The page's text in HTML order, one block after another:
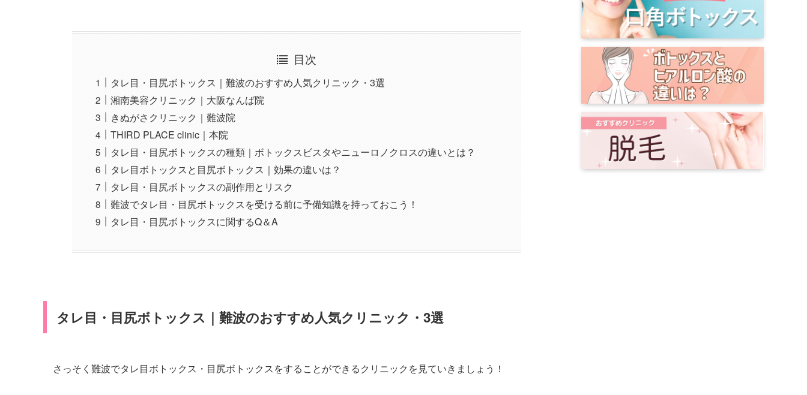
目次
タレ目・目尻ボトックス｜難波のおすすめ人気クリニック・3選
湘南美容クリニック｜大阪なんば院
きぬがさクリニック｜難波院
THIRD PLACE clinic｜本院
タレ目・目尻ボトックスの種類｜ボトックスビスタやニューロノクロスの違いとは？
タレ目ボトックスと目尻ボトックス｜効果の違いは？
タレ目・目尻ボトックスの副作用とリスク
難波でタレ目・目尻ボトックスを受ける前に予備知識を持っておこう！
タレ目・目尻ボトックスに関するQ＆A
タレ目・目尻ボトックス｜難波のおすすめ人気クリニック・3選
さっそく難波でタレ目ボトックス・目尻ボトックスをすることができるクリニックを見ていきましょう！